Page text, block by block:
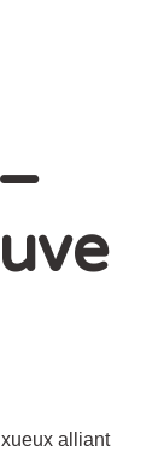
alliant